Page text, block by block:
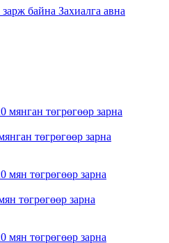
байна Захиалга авна
төгрөгөөр зарна
төгрөгөөр зарна